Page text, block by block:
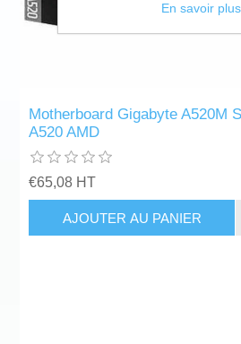
Motherboard Gigabyte A520M
A520 AMD
€65,08 HT
AJOUTER AU PANIER
En savoir plus